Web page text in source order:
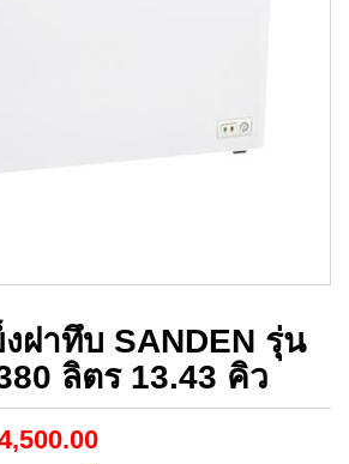
ฝาทึบ SANDEN รุ่น
ลิตร 13.43 คิว